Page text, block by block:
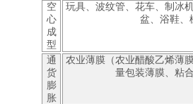
空
心
成
型
玩具、波纹管、花车、制冰
盆、浴鞋、
通
货
膨
胀
农业薄膜（农业醋酸乙烯薄
量包装薄膜、粘